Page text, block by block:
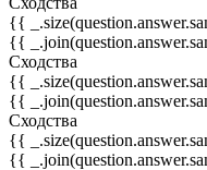
{{
{{
Сходства
{{
{{
Сходства
{{
{{